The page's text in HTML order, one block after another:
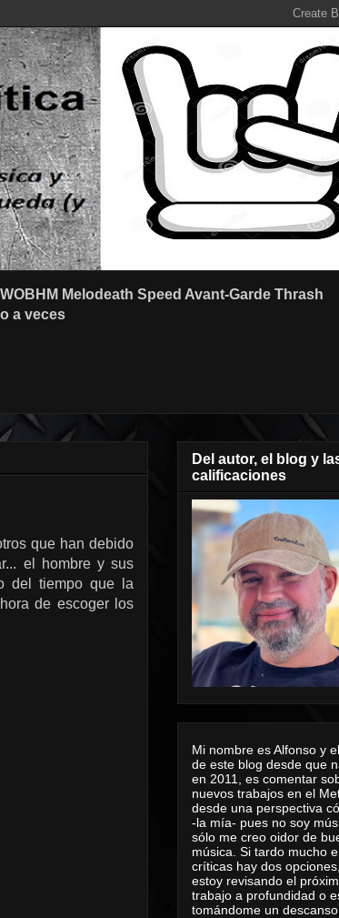
Melodeath Speed Avant-Garde Thrash
a veces
que han debido
el hombre y sus
del tiempo que la
de escoger los
Del autor, el blog y
calificaciones
Mi nombre es Alfonso y
de este blog desde que
en 2011, es comentar
nuevos trabajos en el
desde una perspectiva
-la mía- pues no soy
sólo me creo oidor de
música. Si tardo mucho
críticas hay dos
estoy revisando el
trabajo a profundidad o
tomándome un